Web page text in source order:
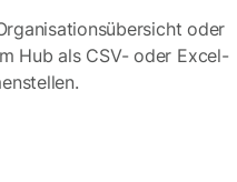
oder
Hub als CSV- oder Excel-